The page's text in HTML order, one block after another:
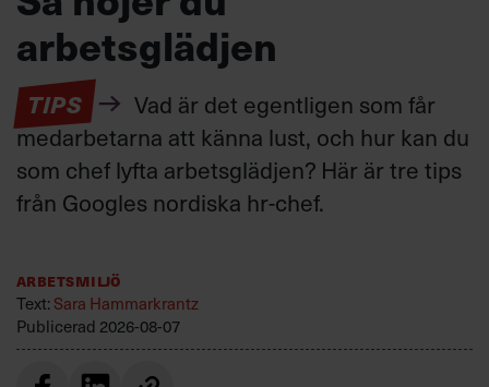
arbetsglädjen
TIPS
Vad är det egentligen som får
medarbetarna att känna lust, och hur kan du
som chef lyfta arbetsglädjen? Här är tre tips
från Googles nordiska hr-chef.
Arbetsmiljö
Text: Sara Hammarkrantz
Publicerad 2026-08-07